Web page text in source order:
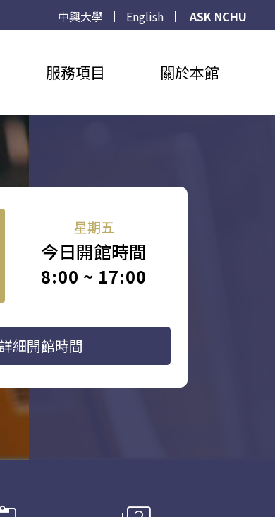
中興大學 English
ASK NCHU
服務項目 關於本館
星期五
今日開館時間
8:00 ~ 17:00
細開館時間